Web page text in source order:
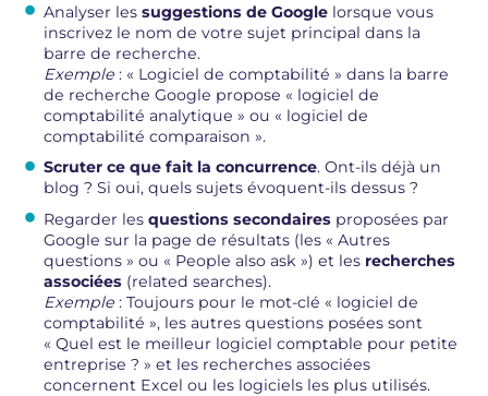
Analyser lessuggestions de Googlelorsque vous
inscrivez le nom de votre sujet principal dans la
barre de recherche.
Exemple: « Logiciel de comptabilité » dans la barre
de recherche Google propose « logiciel de
comptabilité analytique » ou « logiciel de
comptabilité comparaison ».
Scruter ce que fait la concurrence. Ont-ils déjà un
blog ? Si oui, quels sujets évoquent-ils dessus ?
Regarder les questions secondairesproposées par
Google sur la page de résultats (les « Autres
questions » ou « People also ask ») et les recherches
associées(related searches).
Exemple: Toujours pour le mot-clé « logiciel de
comptabilité », les autres questions posées sont
« Quel est le meilleur logiciel comptable pour petite
entreprise ? » et les recherches associées
concernent Excel ou les logiciels les plus utilisés.